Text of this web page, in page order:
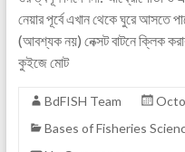
নেয়ার পূর্বে এখান থেকে ঘুরে আসতে
(আবশ্যক নয়) নেক্সট বাটনে ক্লিক
কুইজে মোট
BdFISH Team
Bases of Fisheries